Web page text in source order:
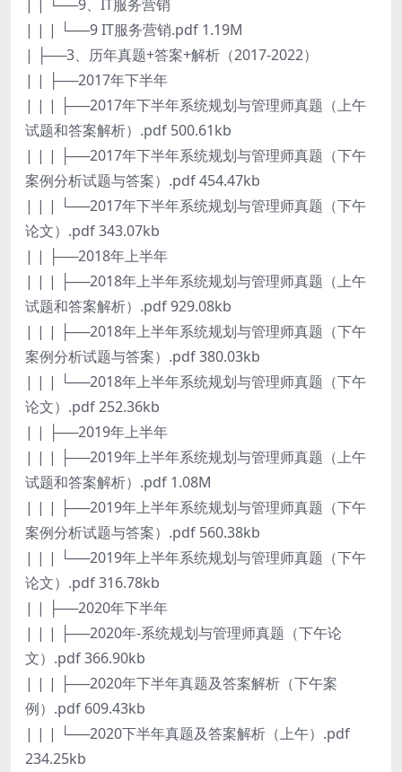
| | └──9、IT服务营销
| | | └──9 IT服务营销.pdf 1.19M
| ├──3、历年真题+答案+解析（2017-2022）
| | ├──2017年下半年
| | | ├──2017年下半年系统规划与管理师真题（上午
试题和答案解析）.pdf 500.61kb
| | | ├──2017年下半年系统规划与管理师真题（下午
案例分析试题与答案）.pdf 454.47kb
| | | └──2017年下半年系统规划与管理师真题（下午
论文）.pdf 343.07kb
| | ├──2018年上半年
| | | ├──2018年上半年系统规划与管理师真题（上午
试题和答案解析）.pdf 929.08kb
| | | ├──2018年上半年系统规划与管理师真题（下午
案例分析试题与答案）.pdf 380.03kb
| | | └──2018年上半年系统规划与管理师真题（下午
论文）.pdf 252.36kb
| | ├──2019年上半年
| | | ├──2019年上半年系统规划与管理师真题（上午
试题和答案解析）.pdf 1.08M
| | | ├──2019年上半年系统规划与管理师真题（下午
案例分析试题与答案）.pdf 560.38kb
| | | └──2019年上半年系统规划与管理师真题（下午
论文）.pdf 316.78kb
| | ├──2020年下半年
| | | ├──2020年-系统规划与管理师真题（下午论
文）.pdf 366.90kb
| | | ├──2020年下半年真题及答案解析（下午案
例）.pdf 609.43kb
| | | └──2020下半年真题及答案解析（上午）.pdf
234.25kb